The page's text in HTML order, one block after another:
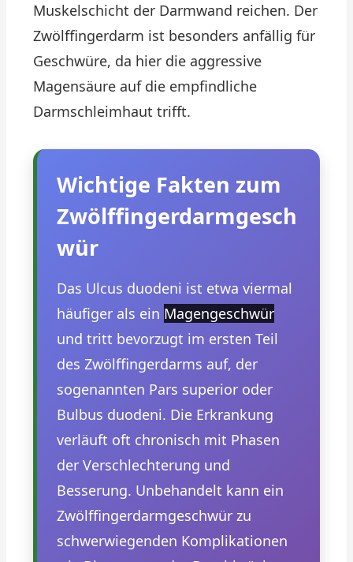
Muskelschicht der Darmwand reichen. Der
Zwölffingerdarm ist besonders anfällig für
Geschwüre, da hier die aggressive
Magensäure auf die empfindliche
Darmschleimhaut trifft.
Wichtige Fakten zum
Zwölffingerdarmgesch
wür
Das Ulcus duodeni ist etwa viermal
häufiger als ein Magengeschwür
und tritt bevorzugt im ersten Teil
des Zwölffingerdarms auf, der
sogenannten Pars superior oder
Bulbus duodeni. Die Erkrankung
verläuft oft chronisch mit Phasen
der Verschlechterung und
Besserung. Unbehandelt kann ein
Zwölffingerdarmgeschwür zu
schwerwiegenden Komplikationen